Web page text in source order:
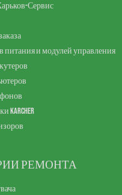
Сервис
питания и модулей управления
Karcher
РЕМОНТА